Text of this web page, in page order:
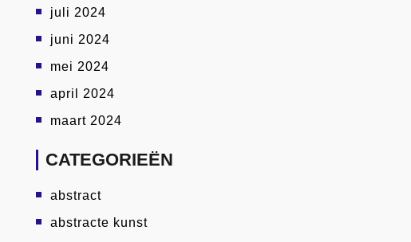
juli 2024
juni 2024
mei 2024
april 2024
maart 2024
CATEGORIEËN
abstract
abstracte kunst